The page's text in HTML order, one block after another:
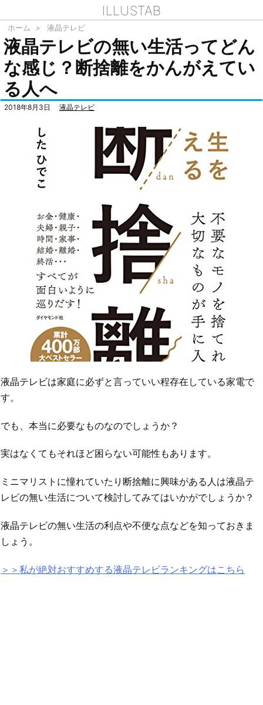
ILLUSTAB
ホーム > 液晶テレビ
液晶テレビの無い生活ってどん
な感じ？断捨離をかんがえてい
る人へ
2018年8月3日 液晶テレビ
液晶テレビは家庭に必ずと言っていい程存在している家電で
す。
でも、本当に必要なものなのでしょうか？
実はなくてもそれほど困らない可能性もあります。
ミニマリストに憧れていたり断捨離に興味がある人は液晶テ
レビの無い生活について検討してみてはいかがでしょうか？
液晶テレビの無い生活の利点や不便な点などを知っておきま
しょう。
＞＞私が絶対おすすめする液晶テレビランキングはこちら